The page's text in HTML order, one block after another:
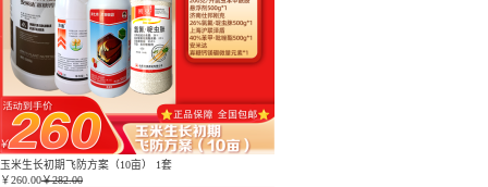
玉米生长初期飞防方案（10亩） 1套
￥260.00￥282.00